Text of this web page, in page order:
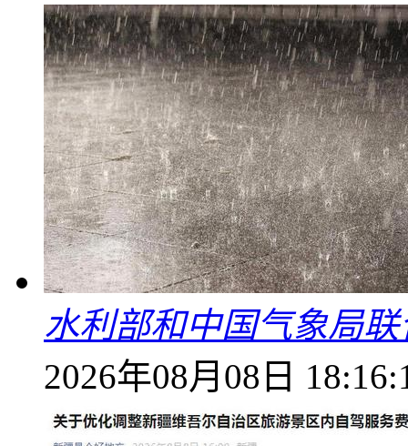
水利部和中国气象局
2026年08月08日